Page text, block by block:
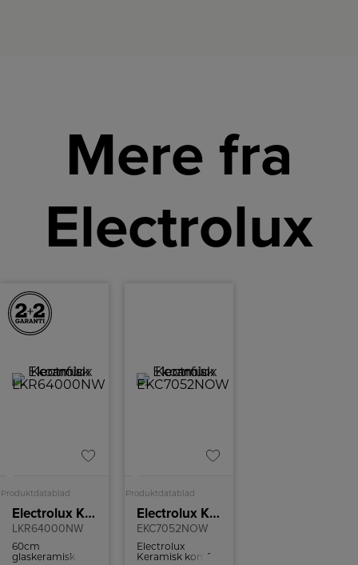
Mere fra
Electrolux
Produktdatablad
Electrolux Keramisk komfur
LKR64000NW
60cm
glaskeramisk
Produktdatablad
Electrolux Keramisk komfur
EKC7052NOW
Electrolux
Keramisk komfur